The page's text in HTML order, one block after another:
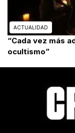
ACTUALIDAD
“Cada vez más
ocultismo”